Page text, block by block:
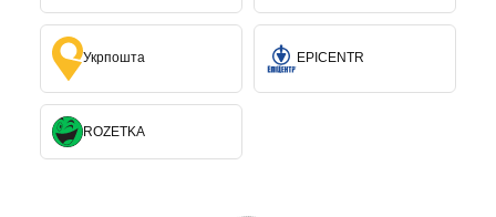
Укрпошта EPICENTR
ROZETKA